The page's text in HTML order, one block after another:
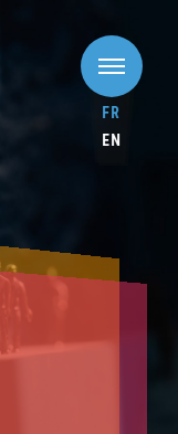
FR
EN